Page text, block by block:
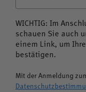
WICHTIG: Im
schauen Sie auch
einem Link, um
bestätigen.
Mit der Anmeldung